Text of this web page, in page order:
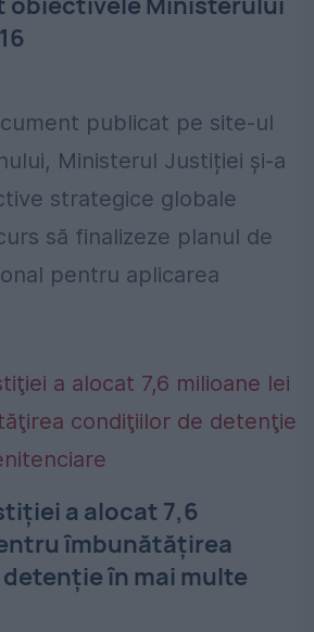
publicat pe site-ul
Ministerul Justiției și-a
strategice globale
să finalizeze planul de
pentru aplicarea
a alocat 7,6
îmbunătăţirea
în mai multe